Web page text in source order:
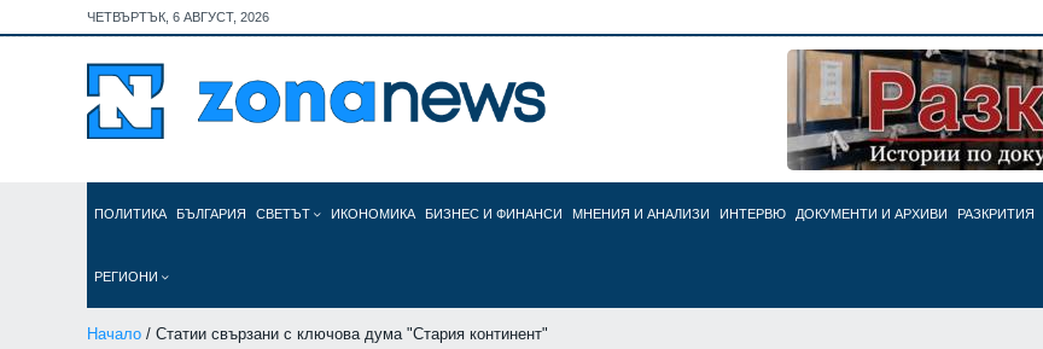
ЧЕТВЪРТЪК, 6 АВГУСТ, 2026
ПОЛИТИКА БЪЛГАРИЯ СВЕТЪТ ИКОНОМИКА БИЗНЕС И ФИНАНСИ МНЕНИЯ И АНАЛИЗИ ИНТЕРВЮ ДОКУМЕНТИ И АРХИВИ РАЗКРИТИЯ
РЕГИОНИ
Начало / Статии свързани с ключова дума "Стария континент"